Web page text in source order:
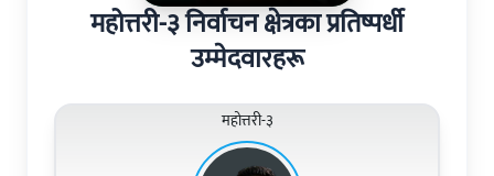
महोत्तरी-३ निर्वाचन क्षेत्रका प्रतिष्पर्धी
उम्मेदवारहरू
महोत्तरी-३